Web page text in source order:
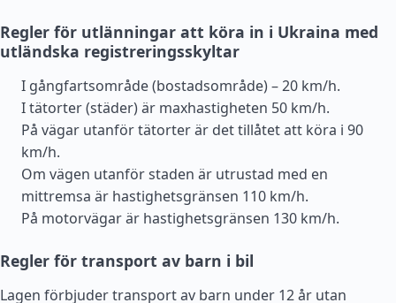
Regler för utlänningar att köra in i Ukraina med
utländska registreringsskyltar
I gångfartsområde (bostadsområde) – 20 km/h.
I tätorter (städer) är maxhastigheten 50 km/h.
På vägar utanför tätorter är det tillåtet att köra i 90
km/h.
Om vägen utanför staden är utrustad med en
mittremsa är hastighetsgränsen 110 km/h.
På motorvägar är hastighetsgränsen 130 km/h.
Regler för transport av barn i bil
Lagen förbjuder transport av barn under 12 år utan